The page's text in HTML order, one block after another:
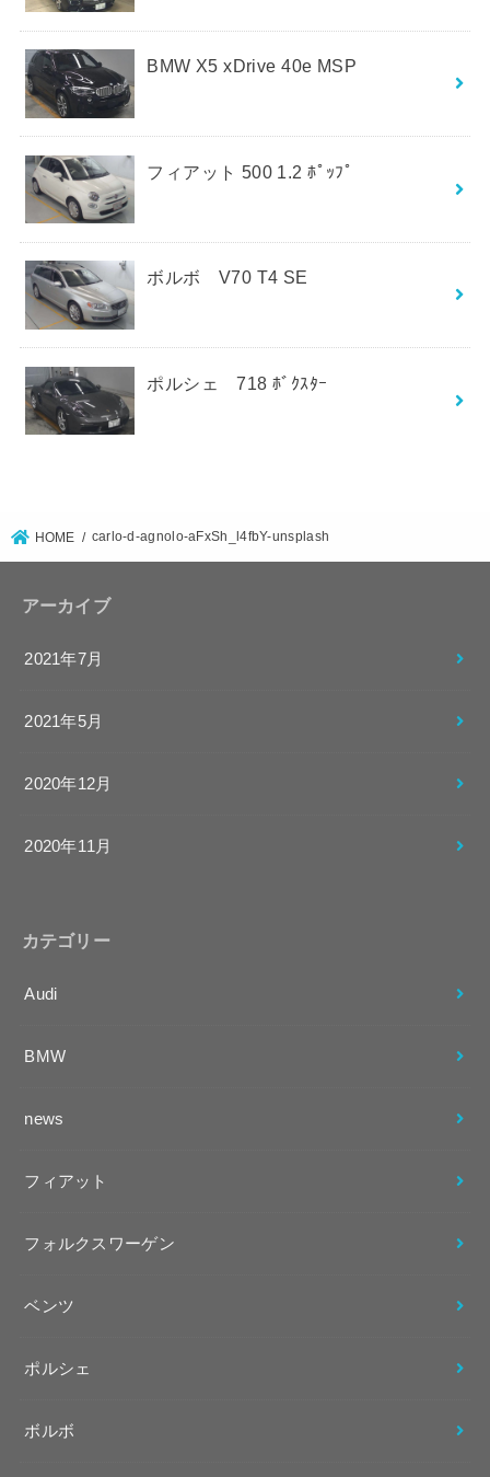
BMW X5 xDrive 40e MSP
フィアット 500 1.2 ﾎﾟｯﾌﾟ
ボルボ V70 T4 SE
ポルシェ 718 ﾎﾞｸｽﾀｰ
HOME carlo-d-agnolo-aFxSh_l4fbY-unsplash
アーカイブ
2021年7月
2021年5月
2020年12月
2020年11月
カテゴリー
Audi
BMW
news
フィアット
フォルクスワーゲン
ベンツ
ポルシェ
ボルボ